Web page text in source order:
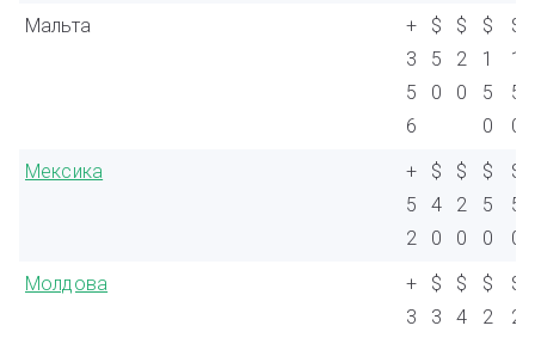
Мальта
+
3
5
6
$
5
0
$
2
0
$
1
5
0
$
1
5
0
Мексика
+
5
2
$
4
0
$
2
0
$
5
0
$
5
0
Молдова
+
3
$
3
$
4
$
2
$
2